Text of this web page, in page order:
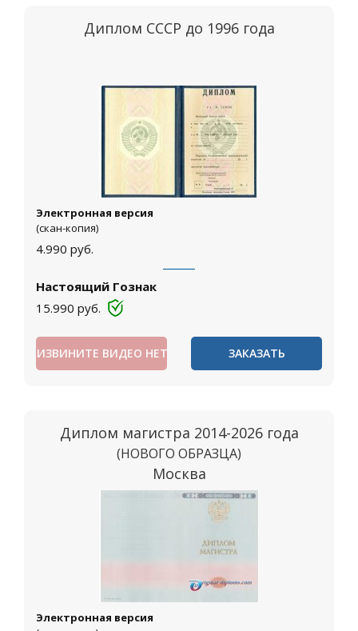
Диплом СССР до 1996 года
Электронная версия
(скан-копия)
4.990 руб.
Настоящий Гознак
15.990 руб.
ИЗВИНИТЕ ВИДЕО НЕТ ЗАКАЗАТЬ
Диплом магистра 2014-2026 года
(НОВОГО ОБРАЗЦА)
Москва
Электронная версия